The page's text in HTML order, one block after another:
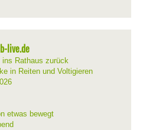
live.de
ins Rathaus zurück
in Reiten und Voltigieren
etwas bewegt